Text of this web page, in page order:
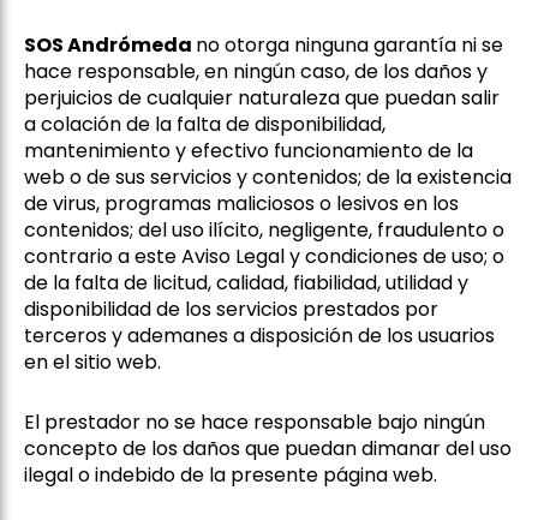
SOS Andrómeda no otorga ninguna garantía ni se
hace responsable, en ningún caso, de los daños y
perjuicios de cualquier naturaleza que puedan salir
a colación de la falta de disponibilidad,
mantenimiento y efectivo funcionamiento de la
web o de sus servicios y contenidos; de la existencia
de virus, programas maliciosos o lesivos en los
contenidos; del uso ilícito, negligente, fraudulento o
contrario a este Aviso Legal y condiciones de uso; o
de la falta de licitud, calidad, fiabilidad, utilidad y
disponibilidad de los servicios prestados por
terceros y ademanes a disposición de los usuarios
en el sitio web.
El prestador no se hace responsable bajo ningún
concepto de los daños que puedan dimanar del uso
ilegal o indebido de la presente página web.